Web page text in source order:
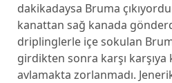
dakikadaysa Bruma
kanattan sağ kanada
driplinglerle içe sokulan
girdikten sonra karşı karşıya
avlamakta zorlanmadı.